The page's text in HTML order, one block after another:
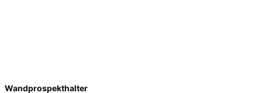
Wandprospekthalter